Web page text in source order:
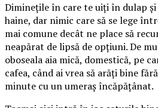
Diminețile în care te uiți în dulap
haine, dar nimic care să se lege
mai comune decât ne place să
neapărat de lipsă de opțiuni. De
oboseala aia mică, domestică, pe
cafea, când ai vrea să arăți bine
minute cu un umeraș încăpățânat.